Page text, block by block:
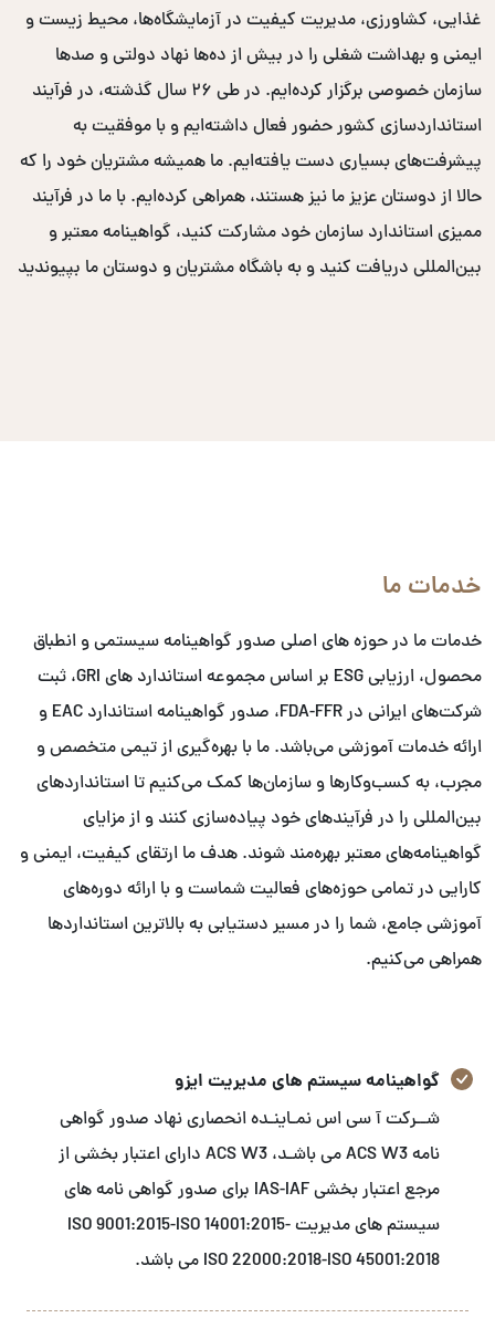
غذایی، کشاورزی، مدیریت کیفیت در آزمایشگاه‌ها، محیط زیست و
ایمنی و بهداشت شغلی را در بیش از ده‌ها نهاد دولتی و صدها
سازمان خصوصی برگزار کرده‌ایم. در طی ۲۶ سال گذشته، در فرآیند
استانداردسازی کشور حضور فعال داشته‌ایم و با موفقیت به
پیشرفت‌های بسیاری دست یافته‌ایم. ما همیشه مشتریان خود را که
حالا از دوستان عزیز ما نیز هستند، همراهی کرده‌ایم. با ما در فرآیند
ممیزی استاندارد سازمان خود مشارکت کنید، گواهینامه معتبر و
بین‌المللی دریافت کنید و به باشگاه مشتریان و دوستان ما بپیوندید
خدمات ما
خدمات ما در حوزه های اصلی صدور گواهینامه سیستمی و انطباق
محصول، ارزیابی ESG بر اساس مجموعه استاندارد های GRI، ثبت
شرکت‌های ایرانی در FDA-FFR، صدور گواهینامه استاندارد EAC و
ارائه خدمات آموزشی می‌باشد. ما با بهره‌گیری از تیمی متخصص و
مجرب، به کسب‌وکارها و سازمان‌ها کمک می‌کنیم تا استانداردهای
بین‌المللی را در فرآیندهای خود پیاده‌سازی کنند و از مزایای
گواهینامه‌های معتبر بهره‌مند شوند. هدف ما ارتقای کیفیت، ایمنی و
کارایی در تمامی حوزه‌های فعالیت شماست و با ارائه دوره‌های
آموزشی جامع، شما را در مسیر دستیابی به بالاترین استانداردها
همراهی می‌کنیم.
گواهینامه سیستم های مدیریت ایزو
شــرکت آ سی اس نمـاینـده انحصاری نهاد صدور گواهی
نامه ACS W3 می باشـد، ACS W3 دارای اعتبار بخشی از
مرجع اعتبار بخشی IAS-IAF برای صدور گواهی نامه های
سیستم های مدیریت ISO 9001:2015-ISO 14001:2015-
ISO 22000:2018-ISO 45001:2018 می باشد.